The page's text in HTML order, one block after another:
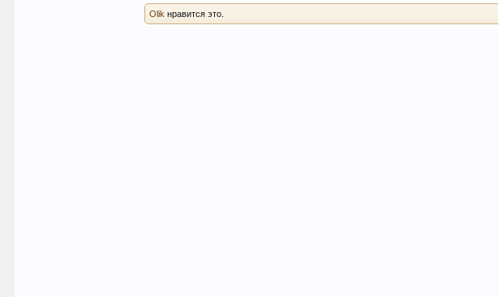
Olik нравится это.